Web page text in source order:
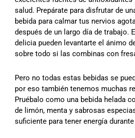
salud. Prepárate para disfrutar de
bebida para calmar tus nervios
después de un largo día de trabajo.
delicia pueden levantarte el ánimo
sobre todo si las combinas con
Pero no todas estas bebidas se
por eso también tenemos muchas
Pruébalo como una bebida helada
de limón, menta y sabrosas
suficiente para tener energía